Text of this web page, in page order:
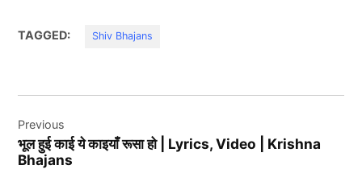
TAGGED: Shiv Bhajans
navigation
Previous
भूल हुई काई ये काइयाँ रूसा हो | Lyrics, Video | Krishna
Bhajans